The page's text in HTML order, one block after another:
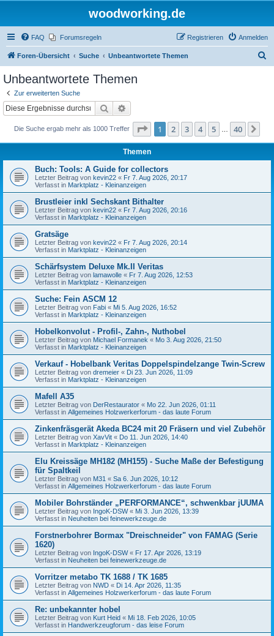
woodworking.de
FAQ Forumsregeln Anmelden
Registrieren
Foren-Übersicht Suche Unbeantwortete Themen
Unbeantwortete Themen
Zur erweiterten Suche
Suche
Die Suche ergab mehr als 1000 Treffer Seite 1von 40
1 2 3 4 5 40
Themen
Buch: Tools: A Guide for collectors
Letzter Beitrag von kevin22 « Fr 7. Aug 2026, 20:17
Verfasst in Marktplatz - Kleinanzeigen
Brustleier inkl Sechskant Bithalter
Letzter Beitrag von kevin22 « Fr 7. Aug 2026, 20:16
Verfasst in Marktplatz - Kleinanzeigen
Gratsäge
Letzter Beitrag von kevin22 « Fr 7. Aug 2026, 20:14
Verfasst in Marktplatz - Kleinanzeigen
Schärfsystem Deluxe Mk.II Veritas
Letzter Beitrag von lamawolle « Fr 7. Aug 2026, 12:53
Verfasst in Marktplatz - Kleinanzeigen
Suche: Fein ASCM 12
Letzter Beitrag von Fabi « Mi 5. Aug 2026, 16:52
Verfasst in Marktplatz - Kleinanzeigen
Hobelkonvolut - Profil-, Zahn-, Nuthobel
Letzter Beitrag von Michael Formanek « Mo 3. Aug 2026, 21:50
Verfasst in Marktplatz - Kleinanzeigen
Verkauf - Hobelbank Veritas Doppelspindelzange Twin-Screw
Letzter Beitrag von dremeier « Di 23. Jun 2026, 11:09
Verfasst in Marktplatz - Kleinanzeigen
Mafell A35
Letzter Beitrag von DerRestaurator « Mo 22. Jun 2026, 01:11
Verfasst in Allgemeines Holzwerkerforum - das laute Forum
Zinkenfräsgerät Akeda BC24 mit 20 Fräsern und viel Zubehör
Letzter Beitrag von XavVit « Do 11. Jun 2026, 14:40
Verfasst in Marktplatz - Kleinanzeigen
Elu Kreissäge MH182 (MH155) - Suche Maße der Befestigung
für Spaltkeil
Letzter Beitrag von M31 « Sa 6. Jun 2026, 10:12
Verfasst in Allgemeines Holzwerkerforum - das laute Forum
Mobiler Bohrständer „PERFORMANCE“, schwenkbar jUUMA
Letzter Beitrag von IngoK-DSW« Mi 3. Jun 2026, 13:39
Verfasst in Neuheiten bei feinewerkzeuge.de
Forstnerbohrer Bormax "Dreischneider" von FAMAG (Serie
1620)
Letzter Beitrag von IngoK-DSW« Fr 17. Apr 2026, 13:19
Verfasst in Neuheiten bei feinewerkzeuge.de
Vorritzer metabo TK 1688 / TK 1685
Letzter Beitrag von NWD « Di 14. Apr 2026, 11:35
Verfasst in Allgemeines Holzwerkerforum - das laute Forum
Re: unbekannter hobel
Letzter Beitrag von Kurt Heid « Mi 18. Feb 2026, 10:05
Verfasst in Handwerkzeugforum - das leise Forum